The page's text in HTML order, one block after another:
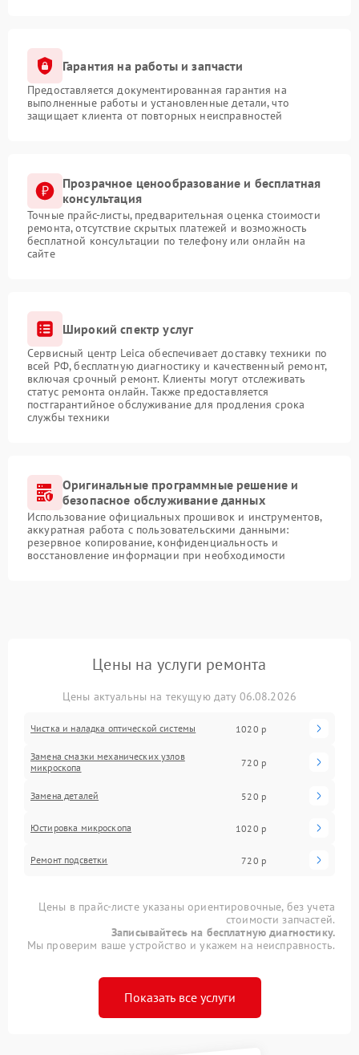
Гарантия на работы и запчасти
Предоставляется документированная гарантия на
выполненные работы и установленные детали, что
защищает клиента от повторных неисправностей
Прозрачное ценообразование и бесплатная
консультация
Точные прайс-листы, предварительная оценка стоимости
ремонта, отсутствие скрытых платежей и возможность
бесплатной консультации по телефону или онлайн на
сайте
Широкий спектр услуг
Сервисный центр Leica обеспечивает доставку техники по
всей РФ, бесплатную диагностику и качественный ремонт,
включая срочный ремонт. Клиенты могут отслеживать
статус ремонта онлайн. Также предоставляется
постгарантийное обслуживание для продления срока
службы техники
Оригинальные программные решение и
безопасное обслуживание данных
Использование официальных прошивок и инструментов,
аккуратная работа с пользовательскими данными:
резервное копирование, конфиденциальность и
восстановление информации при необходимости
Цены на услуги ремонта
Цены актуальны на текущую дату 06.08.2026
Чистка и наладка оптической системы 1020 р
Замена смазки механических узлов
микроскопа
720 р
Замена деталей 520 р
Юстировка микроскопа 1020 р
Ремонт подсветки 720 р
Цены в прайс-листе указаны ориентировочные, без учета
стоимости запчастей.
Записывайтесь на бесплатную диагностику.
Мы проверим ваше устройство и укажем на неисправность.
Показать все услуги